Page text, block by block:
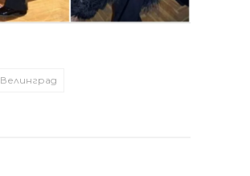
Велинград